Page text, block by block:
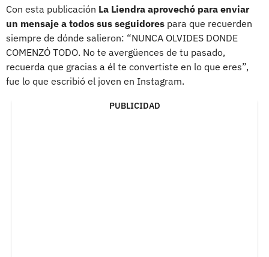
Con esta publicación La Liendra aprovechó para enviar
un mensaje a todos sus seguidores para que recuerden
siempre de dónde salieron: “NUNCA OLVIDES DONDE
COMENZÓ TODO. No te avergüences de tu pasado,
recuerda que gracias a él te convertiste en lo que eres”,
fue lo que escribió el joven en Instagram.
PUBLICIDAD